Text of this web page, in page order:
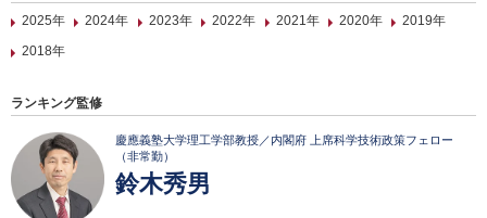
2025年
2024年 2023年 2022年 2021年 2020年
2019年
2018年
ランキング監修
慶應義塾大学理工学部教授／内閣府 上席科学技術政策フェロー
（非常勤）
鈴木秀男